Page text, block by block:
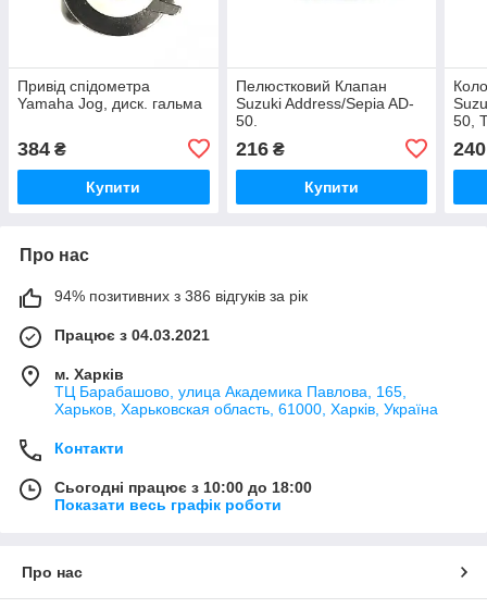
Привід спідометра
Yamaha Jog, диск. гальма
384 ₴
Купити
Пелюстковий Клапан
Suzuki Address/Sepia AD-
50.
216₴
Купити
50,
240
Про нас
94% позитивних з 386 відгуків за рік
Працює з 04.03.2021
м. Харків
ТЦ Барабашово, улица Академика Павлова, 165,
Харьков, Харьковская область, 61000, Харків, Україна
Контакти
Сьогодні працює з 10:00 до 18:00
Показати весь графік роботи
Про нас